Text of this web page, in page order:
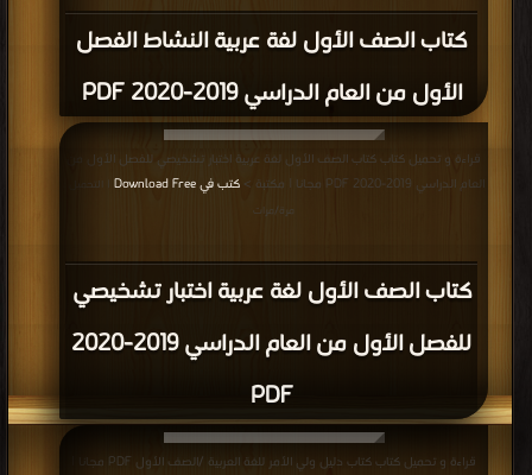
كتاب الصف الأول لفة عربية النشاط الفصل
الأول من العام الدراسي 2019-2020 PDF
كتاب الصف الأول لغة عربية اختبار تشخيصي
للفصل الأول من العام الدراسي 2019-2020
PDF
قراءة و تحميل كتاب كتاب الصف الأول لغة عربية اختبار تشخيصي للفصل الأول من
العام الدراسي 2019-2020 PDF مجانا | مكتبة >
كتب في Download Free
| التحميل :
مرة/مرات
قراءة و تحميل كتاب كتاب دليل ولي الأمر للغة العربية /الصف الأول PDF مجانا |